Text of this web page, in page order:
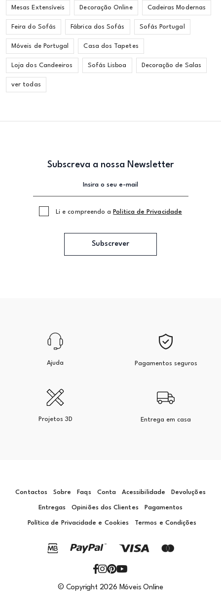
Mesas Extensíveis Decoração Online Cadeiras Modernas
Feira do Sofás Fábrica dos Sofás Sofás Portugal
Móveis de Portugal Casa dos Tapetes
Loja dos Candeeiros Sofás Lisboa Decoração de Salas
ver todas
Subscreva a nossa Newsletter
Li e compreendo a Politica de Privacidade
Subscrever
Ajuda Pagamentos seguros
Projetos 3D Entrega em casa
Contactos Sobre Faqs Conta Acessibilidade Devoluções
Entregas Opiniões dos Clientes Pagamentos
Política de Privacidade e Cookies Termos e Condições
© Copyright 2026 Móveis Online